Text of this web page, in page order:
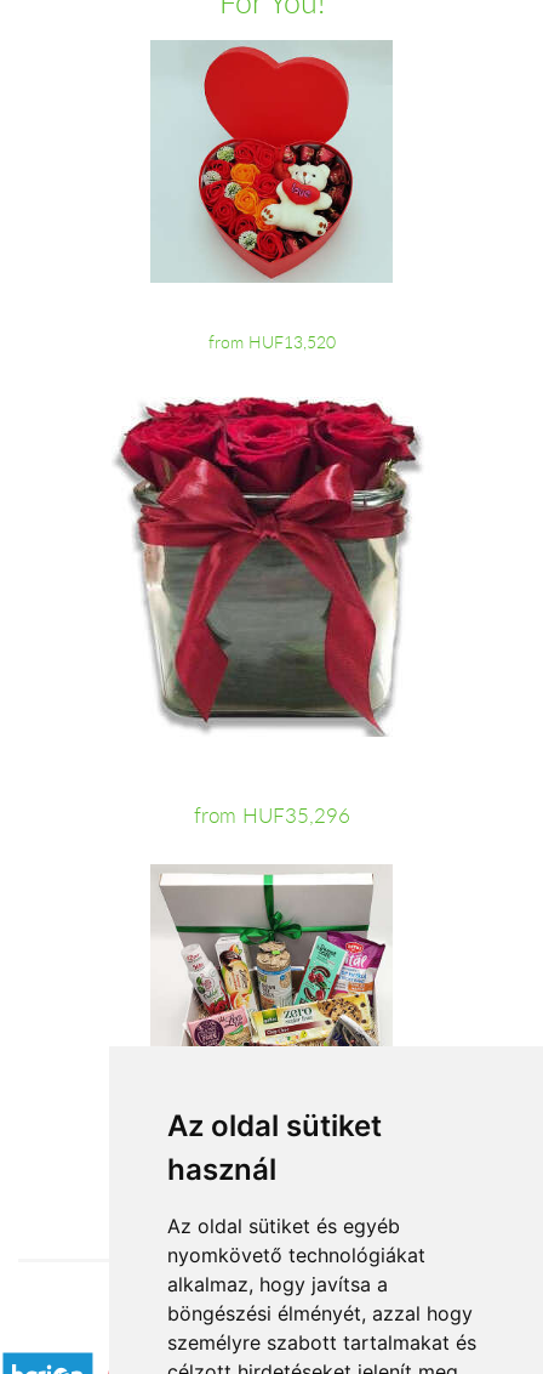
Az oldal sütiket
használ
Az oldal sütiket és egyéb
nyomkövető technológiákat
alkalmaz, hogy javítsa a
böngészési élményét, azzal hogy
személyre szabott tartalmakat és
from HUF13,520
from HUF35,296
from HUF19,160
Accepted payment methods